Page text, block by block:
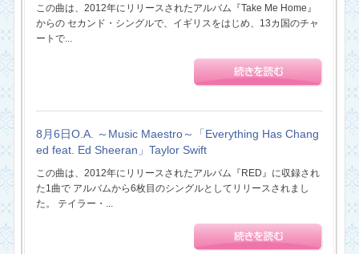
この曲は、2012年にリリースされたアルバム『Take Me Home』
からの セカンド・シングルで、イギリスをはじめ、13カ国のチャ
ートで...
8月6日O.A. ～Music Maestro～「Everything Has Chang
ed feat. Ed Sheeran」Taylor Swift
この曲は、2012年にリリースされたアルバム『RED』に収録され
た1曲で アルバムから6枚目のシングルとしてリリースされまし
た。 テイラー・...